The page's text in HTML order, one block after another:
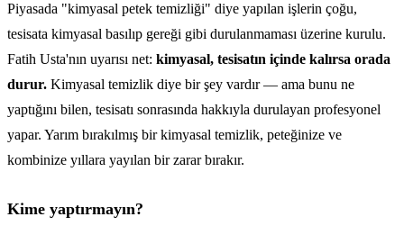
Piyasada "kimyasal petek temizliği" diye yapılan işlerin çoğu,
tesisata kimyasal basılıp gereği gibi durulanmaması üzerine kurulu.
Fatih Usta'nın uyarısı net: kimyasal, tesisatın içinde kalırsa orada
durur. Kimyasal temizlik diye bir şey vardır — ama bunu ne
yaptığını bilen, tesisatı sonrasında hakkıyla durulayan profesyonel
yapar. Yarım bırakılmış bir kimyasal temizlik, peteğinize ve
kombinize yıllara yayılan bir zarar bırakır.
Kime yaptırmayın?